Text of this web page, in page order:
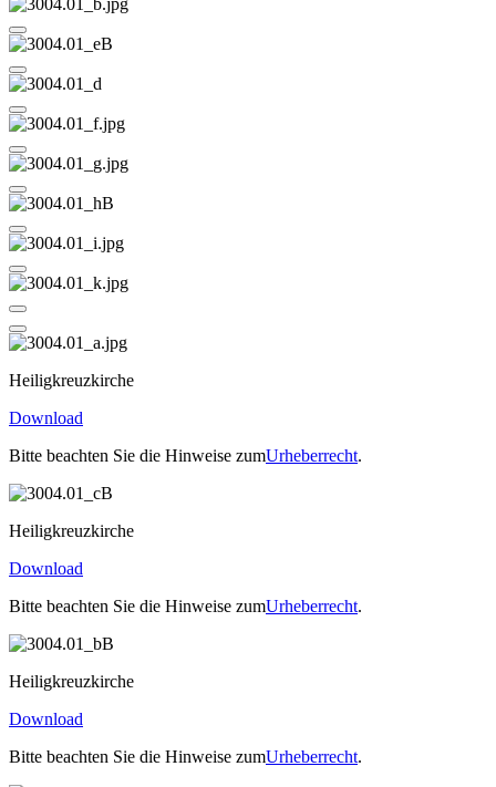
Heiligkreuzkirche
Download
Bitte beachten Sie die Hinweise zumUrheberrecht.
Heiligkreuzkirche
Download
Bitte beachten Sie die Hinweise zumUrheberrecht.
Heiligkreuzkirche
Download
Bitte beachten Sie die Hinweise zumUrheberrecht.